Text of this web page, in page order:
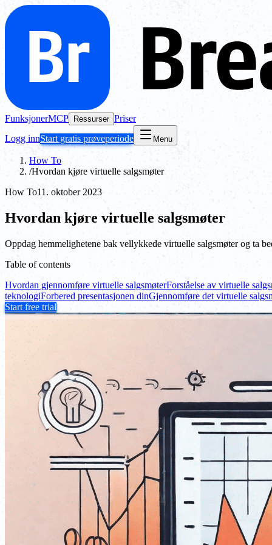
FunksjonerMCP Ressurser Priser
Logg innStart gratis prøveperiode Menu
How To
/Hvordan kjøre virtuelle salgsmøter
How To11. oktober 2023
Hvordan kjøre virtuelle salgsmøter
Oppdag hemmelighetene bak vellykkede virtuelle salgsmøter og ta
Table of contents
Hvordan gjennomføre virtuelle salgsmøterForståelse av virtuelle
teknologiForbered presentasjonen dinGjennomføre det virtuelle
Start free trial